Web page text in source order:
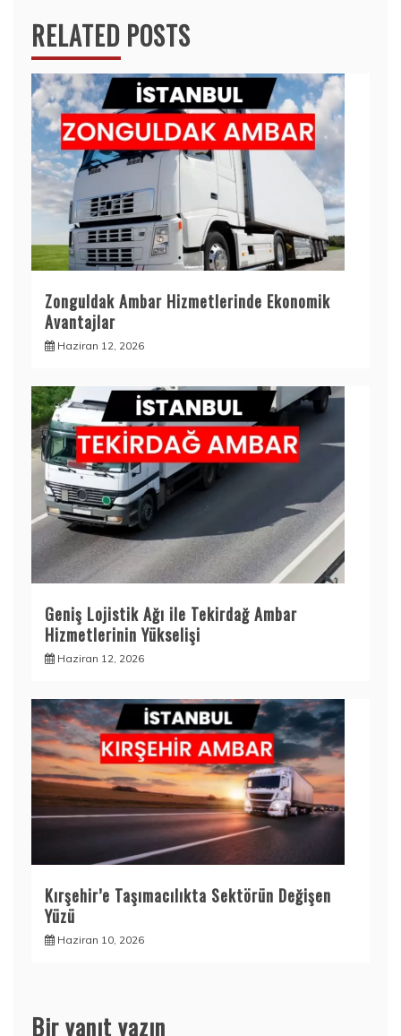
RELATED POSTS
Zonguldak Ambar Hizmetlerinde Ekonomik
Avantajlar
Haziran 12, 2026
Geniş Lojistik Ağı ile Tekirdağ Ambar
Hizmetlerinin Yükselişi
Haziran 12, 2026
Kırşehir’e Taşımacılıkta Sektörün Değişen
Yüzü
Haziran 10, 2026
Bir yanıt yazın